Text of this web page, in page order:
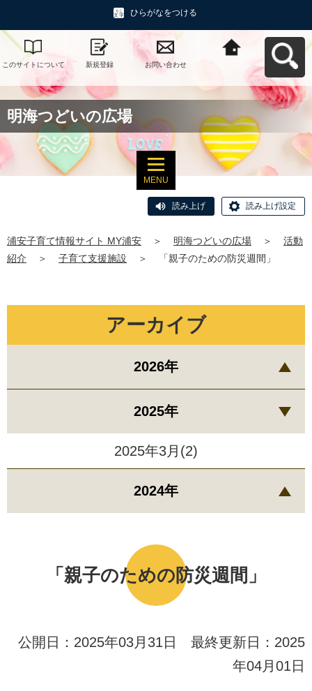
ひらがなをつける
このサイトについて 新規登録 お問い合わせ
ト MY浦安へ戻る
明海つどいの広場
MENU
読み上げ 読み上げ設定
浦安子育て情報サイト MY浦安 ＞ 明海つどいの広場 ＞
活動
紹介
＞ 子育て支援施設 ＞ 「親子のための防災週間」
「親子のための防災週間」
公開日：2025年03月31日 最終更新日：2025
年04月01日
アーカイブ
2026年
2025年
2025年3月(2)
2024年